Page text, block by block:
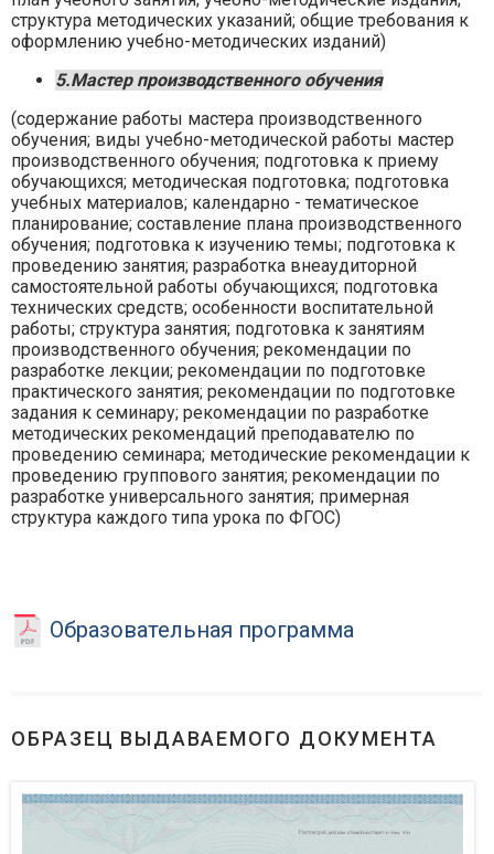
структура методических указаний; общие требования к
оформлению учебно-методических изданий)
5.Мастер производственного обучения
(содержание работы мастера производственного
обучения; виды учебно-методической работы мастер
производственного обучения; подготовка к приему
обучающихся; методическая подготовка; подготовка
учебных материалов; календарно - тематическое
планирование; составление плана производственного
обучения; подготовка к изучению темы; подготовка к
проведению занятия; разработка внеаудиторной
самостоятельной работы обучающихся; подготовка
технических средств; особенности воспитательной
работы; структура занятия; подготовка к занятиям
производственного обучения; рекомендации по
разработке лекции; рекомендации по подготовке
практического занятия; рекомендации по подготовке
задания к семинару; рекомендации по разработке
методических рекомендаций преподавателю по
проведению семинара; методические рекомендации к
проведению группового занятия; рекомендации по
разработке универсального занятия; примерная
структура каждого типа урока по ФГОС)
Образовательная программа
ОБРАЗЕЦ ВЫДАВАЕМОГО ДОКУМЕНТА